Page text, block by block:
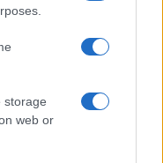
storage
web or